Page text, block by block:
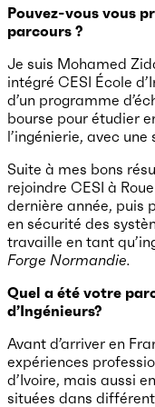
Pouvez-vous vous
parcours ?
Je suis Mohamed
intégré CESI École
d’un programme
bourse pour étudier
l’ingénierie, avec
Suite à mes bons
rejoindre CESI à
dernière année, puis
en sécurité des
travaille en tant
Forge Normandie.
Quel a été votre
d’Ingénieurs?
Avant d’arriver en
expériences
d’Ivoire, mais aussi
situées dans